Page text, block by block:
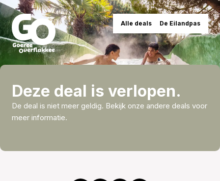
Alle deals De Eilandpas
Deze deal is verlopen.
De deal is niet meer geldig. Bekijk onze andere deals voor
meer informatie.